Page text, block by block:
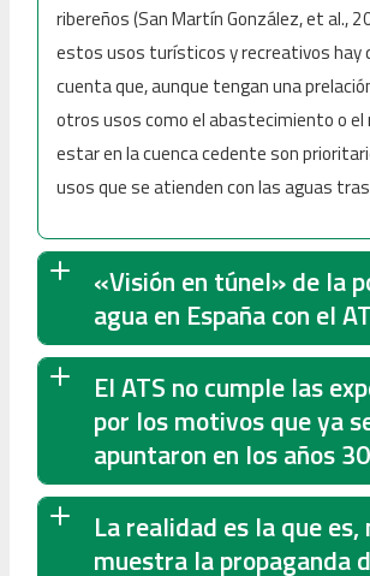
ribereños (San Martín González, et al.,
estos usos turísticos y recreativos hay
cuenta que, aunque tengan una
otros usos como el abastecimiento o el
estar en la cuenca cedente son
usos que se atienden con las aguas
«Visión en túnel» de la
agua en España con el
El ATS no cumple las
por los motivos que ya
apuntaron en los años 30
La realidad es la que es,
muestra la propaganda